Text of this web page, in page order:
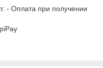
- Оплата при получении